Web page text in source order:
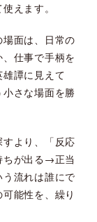
えます。
面は、日常の
仕事で手柄を
譚に見えて
さな場面を勝
より、「反応
ちが出る→正当
流れは誰にで
能性を、繰り